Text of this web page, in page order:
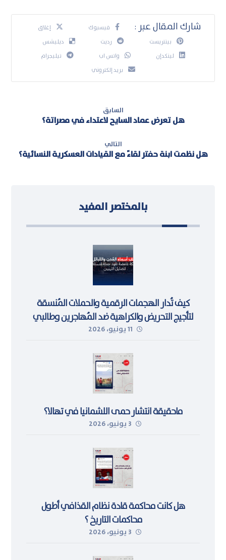
فيسبوك
إغلاق
بينتريست
رديت
ديليشس
لينكدإن
واتس اب
تيليجرام
بريد إلكتروني
السابق
هل تعرض عماد السايح لاعتداء في مصراتة؟
التالي
هل نظمت ابنة حفتر لقاءً مع القيادات العسكرية النسائية؟
بالمختصر المفيد
كيف تُدار الهجمات الرقمية والحملات المُنسقة
لتأجيج التحريض والكراهية ضد المُهاجرين وطالبي
اللجوء في ليبيا
11 يونيو، 2026
ماحقيقة انتشار حمى اللشمانيا في تهالا؟
3 يونيو، 2026
هل كانت محاكمة قادة نظام القذافي أطول
محاكمات التاريخ ؟
3 يونيو، 2026